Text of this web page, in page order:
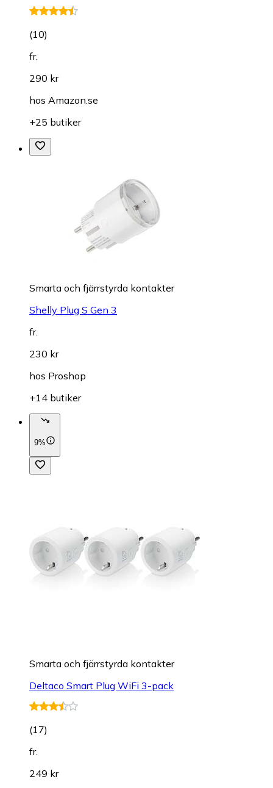
(10)
fr.
290 kr
hos Amazon.se
+25 butiker
Smarta och fjärrstyrda kontakter
Shelly Plug S Gen 3
fr.
230 kr
hos Proshop
+14 butiker
9%
Smarta och fjärrstyrda kontakter
Deltaco Smart Plug WiFi 3-pack
(17)
fr.
249 kr